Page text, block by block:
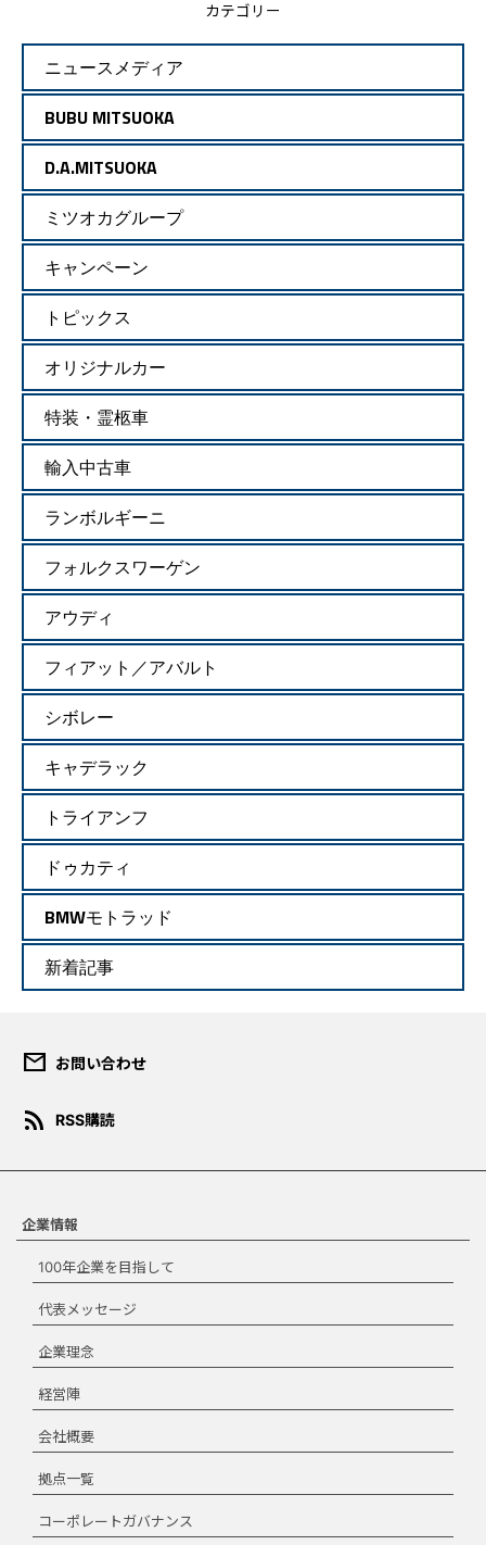
カテゴリー
ニュースメディア
BUBU MITSUOKA
D.A.MITSUOKA
ミツオカグループ
キャンペーン
トピックス
オリジナルカー
特装・霊柩車
輸入中古車
ランボルギーニ
フォルクスワーゲン
アウディ
フィアット／アバルト
シボレー
キャデラック
トライアンフ
ドゥカティ
BMWモトラッド
新着記事
このコンテンツは、報道目的ま
にのみご使用いただくことがで
グ、商品化などの商業目的での
ドする場合は、本規約を承諾す
に同意します。
閉じる
mail お問い合わせ
rss_feed RSS購読
企業情報
100年企業を目指して
代表メッセージ
企業理念
経営陣
会社概要
拠点一覧
コーポレートガバナンス